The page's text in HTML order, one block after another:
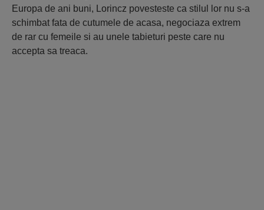
Europa de ani buni, Lorincz povesteste ca stilul lor nu s-a
schimbat fata de cutumele de acasa, negociaza extrem
de rar cu femeile si au unele tabieturi peste care nu
accepta sa treaca.